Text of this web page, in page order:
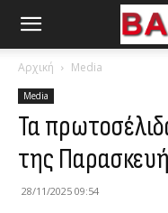
Αρχική Media
Media
Τα
της
28/11/2025 09:54